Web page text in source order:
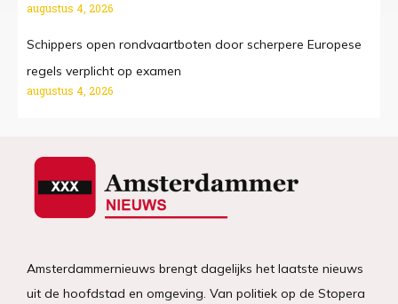
augustus 4, 2026
Schippers open rondvaartboten door scherpere Europese
regels verplicht op examen
augustus 4, 2026
Amsterdammernieuws brengt dagelijks het laatste nieuws
uit de hoofdstad en omgeving. Van politiek op de Stopera